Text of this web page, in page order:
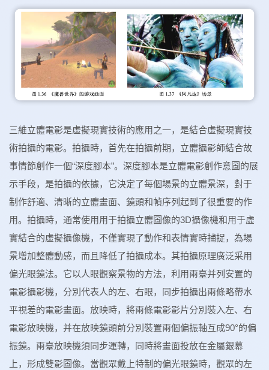
三維立體電影是虛擬現實技術的應用之一，是結合虛擬現實技
術拍攝的電影。拍攝時，首先在拍攝前期，立體攝影師結合故
事情節創作一個“深度腳本”。深度腳本是立體電影創作意圖的展
示手段，是拍攝的依據，它決定了每個場景的立體景深，對于
制作舒適、清晰的立體畫面、鏡頭和幀序列起到了很重要的作
用。拍攝時，通常使用用于拍攝立體圖像的3D攝像機和用于虛
實結合的虛擬攝像機，不僅實現了動作和表情實時捕捉，為場
景增加整體動感，而且降低了拍攝成本。其拍攝原理廣泛采用
偏光眼鏡法。它以人眼觀察景物的方法，利用兩臺并列安置的
電影攝影機，分別代表人的左、右眼，同步拍攝出兩條略帶水
平視差的電影畫面。放映時，將兩條電影影片分別裝入左、右
電影放映機，并在放映鏡頭前分別裝置兩個偏振軸互成90°的偏
振鏡。兩臺放映機須同步運轉，同時將畫面投放在金屬銀幕
上，形成雙影圖像。當觀眾戴上特制的偏光眼鏡時，觀眾的左